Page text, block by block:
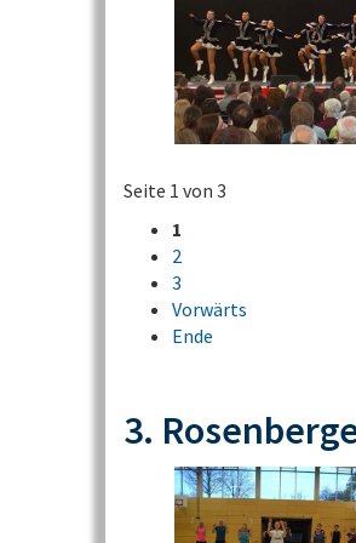
Seite 1 von 3
1
2
3
Vorwärts
Ende
3.